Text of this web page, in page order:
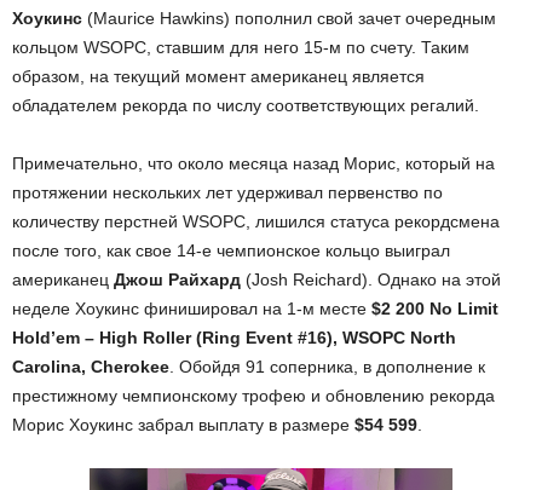
Хоукинс (Maurice Hawkins) пополнил свой зачет очередным
кольцом WSOPC, ставшим для него 15-м по счету. Таким
образом, на текущий момент американец является
обладателем рекорда по числу соответствующих регалий.
Примечательно, что около месяца назад Морис, который на
протяжении нескольких лет удерживал первенство по
количеству перстней WSOPC, лишился статуса рекордсмена
после того, как свое 14-е чемпионское кольцо выиграл
американец Джош Райхард (Josh Reichard). Однако на этой
неделе Хоукинс финишировал на 1-м месте $2 200 No Limit
Hold’em – High Roller (Ring Event #16), WSOPC North
Carolina, Cherokee . Обойдя 91 соперника, в дополнение к
престижному чемпионскому трофею и обновлению рекорда
Морис Хоукинс забрал выплату в размере $54 599